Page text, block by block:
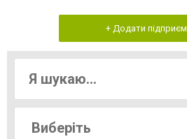
+ Додати